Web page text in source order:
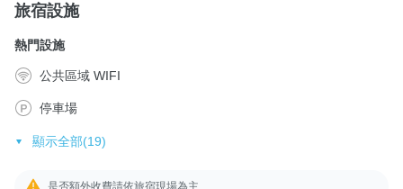
旅宿設施
熱門設施
公共區域 WIFI
停車場
顯示全部(19)
是否額外收費請依旅宿現場為主